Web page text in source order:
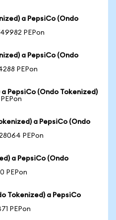
a PepsiCo (Ondo
PEPon
a PepsiCo (Ondo
PEPon
PepsiCo (Ondo Tokenized)
a PepsiCo (Ondo
PEPon
a PepsiCo (Ondo
PEPon
Tokenized) a PepsiCo
PEPon